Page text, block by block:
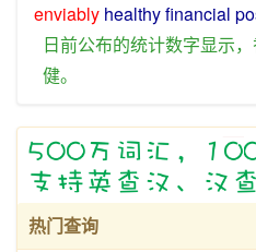
enviably healthyfinancial
日前公布的统计数字显示，
健。
热门查询